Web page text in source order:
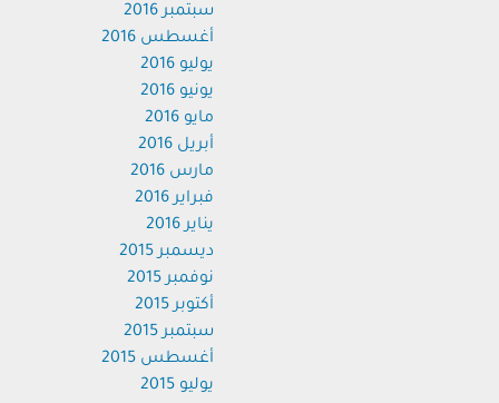
سبتمبر 2016
أغسطس 2016
يوليو 2016
يونيو 2016
مايو 2016
أبريل 2016
مارس 2016
فبراير 2016
يناير 2016
ديسمبر 2015
نوفمبر 2015
أكتوبر 2015
سبتمبر 2015
أغسطس 2015
يوليو 2015